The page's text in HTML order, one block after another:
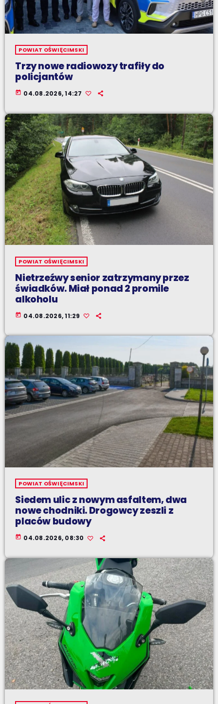
POWIAT OŚWIĘCIMSKI
Trzy nowe radiowozy trafiły do
policjantów
today 04.08.2026, 14:27
POWIAT OŚWIĘCIMSKI
Nietrzeźwy senior zatrzymany przez
świadków. Miał ponad 2 promile
alkoholu
today 04.08.2026, 11:29
POWIAT OŚWIĘCIMSKI
Siedem ulic z nowym asfaltem, dwa
nowe chodniki. Drogowcy zeszli z
placów budowy
today 04.08.2026, 08:30